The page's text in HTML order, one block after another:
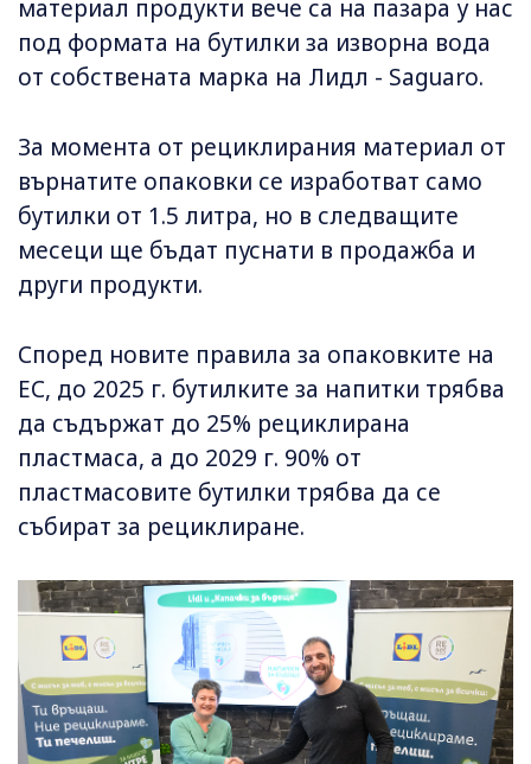
материал продукти вече са на пазара у нас
под формата на бутилки за изворна вода
от собствената марка на Лидл - Saguaro.
За момента от рециклирания материал от
върнатите опаковки се изработват само
бутилки от 1.5 литра, но в следващите
месеци ще бъдат пуснати в продажба и
други продукти.
Според новите правила за опаковките на
ЕС, до 2025 г. бутилките за напитки трябва
да съдържат до 25% рециклирана
пластмаса, а до 2029 г. 90% от
пластмасовите бутилки трябва да се
събират за рециклиране.